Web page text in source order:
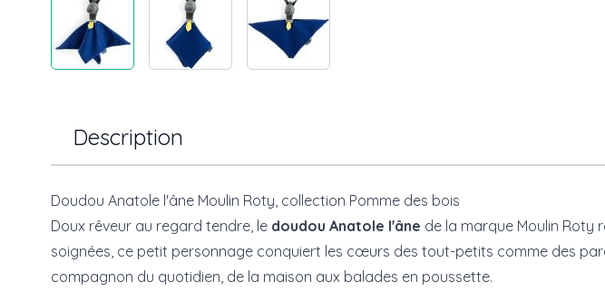
Description
Doudou Anatole l'âne Moulin Roty, collection Pomme des bois
Doux rêveur au regard tendre, le doudou Anatole l'âne de la marque Moulin Roty
soignées, ce petit personnage conquiert les cœurs des tout-petits comme des
compagnon du quotidien, de la maison aux balades en poussette.